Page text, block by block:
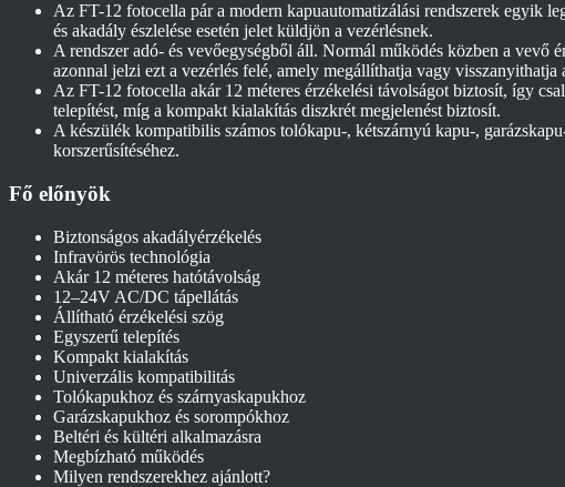
Az FT-12 fotocella pár a modern kapuautomatizálási rendszerek egyik
és akadály észlelése esetén jelet küldjön a vezérlésnek.
A rendszer adó- és vevőegységből áll. Normál működés közben a vevő
azonnal jelzi ezt a vezérlés felé, amely megállíthatja vagy visszanyithatja
Az FT-12 fotocella akár 12 méteres érzékelési távolságot biztosít, így
telepítést, míg a kompakt kialakítás diszkrét megjelenést biztosít.
A készülék kompatibilis számos tolókapu-, kétszárnyú kapu-,
korszerűsítéséhez.
Fő előnyök
Biztonságos akadályérzékelés
Infravörös technológia
Akár 12 méteres hatótávolság
12–24V AC/DC tápellátás
Állítható érzékelési szög
Egyszerű telepítés
Kompakt kialakítás
Univerzális kompatibilitás
Tolókapukhoz és szárnyaskapukhoz
Garázskapukhoz és sorompókhoz
Beltéri és kültéri alkalmazásra
Megbízható működés
Milyen rendszerekhez ajánlott?